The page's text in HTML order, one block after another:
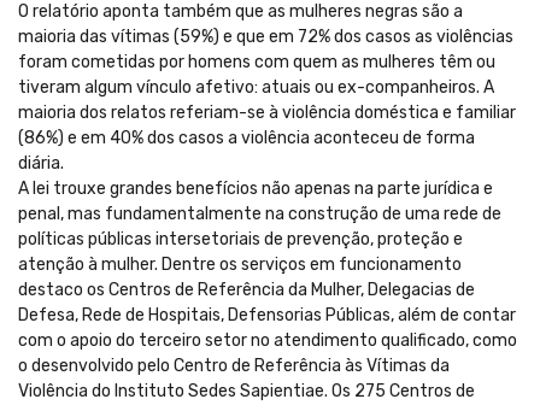
O relatório aponta também que as mulheres negras são a
maioria das vítimas (59%) e que em 72% dos casos as violências
foram cometidas por homens com quem as mulheres têm ou
tiveram algum vínculo afetivo: atuais ou ex-companheiros. A
maioria dos relatos referiam-se à violência doméstica e familiar
(86%) e em 40% dos casos a violência aconteceu de forma
diária.
A lei trouxe grandes benefícios não apenas na parte jurídica e
penal, mas fundamentalmente na construção de uma rede de
políticas públicas intersetoriais de prevenção, proteção e
atenção à mulher. Dentre os serviços em funcionamento
destaco os Centros de Referência da Mulher, Delegacias de
Defesa, Rede de Hospitais, Defensorias Públicas, além de contar
com o apoio do terceiro setor no atendimento qualificado, como
o desenvolvido pelo Centro de Referência às Vítimas da
Violência do Instituto Sedes Sapientiae. Os 275 Centros de